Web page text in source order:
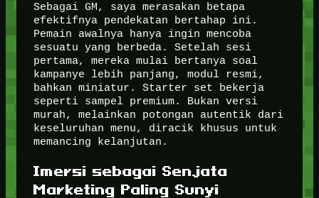
Sebagai GM, saya merasakan betapa
efektifnya pendekatan bertahap ini.
Pemain awalnya hanya ingin mencoba
sesuatu yang berbeda. Setelah sesi
pertama, mereka mulai bertanya soal
kampanye lebih panjang, modul resmi,
bahkan miniatur. Starter set bekerja
seperti sampel premium. Bukan versi
murah, melainkan potongan autentik dari
keseluruhan menu, diracik khusus untuk
memancing kelanjutan.
Imersi sebagai Senjata
Marketing Paling Sunyi